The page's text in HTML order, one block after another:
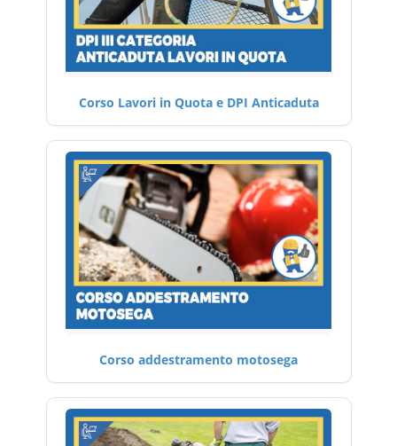
Corso Lavori in Quota e DPI Anticaduta
Corso addestramento motosega